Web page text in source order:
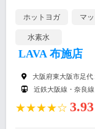
ホットヨガ マ
水素水
LAVA 布施店
大阪府東大阪市足代
近鉄大阪線・奈良
★★★★☆ 3.93